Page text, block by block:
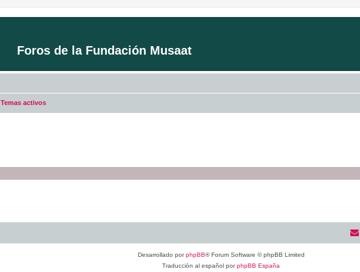
Foros de la Fundación Musaat
Temas activos
Desarrollado porphpBB® Forum Software © phpBB Limited
Traducción al español porphpBB España